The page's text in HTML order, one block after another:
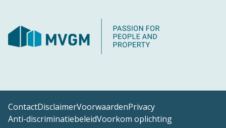
ContactDisclaimerVoorwaardenPrivacy
Anti-discriminatiebeleidVoorkom oplichting